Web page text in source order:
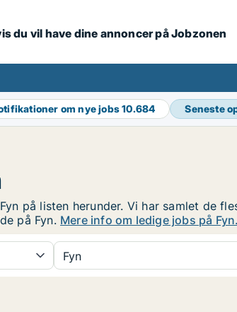
du vil have dine annoncer på Jobzonen
om nye jobs10.684 Seneste
på listen herunder. Vi har samlet de
på Fyn. Mere info om ledige jobs på Fyn.
Fyn